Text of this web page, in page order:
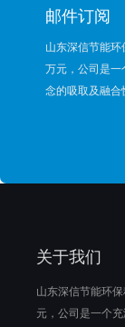
邮件订阅
山东深信节能环
万元，公司是一
念的吸取及融合
关于我们
山东深信节能环
元，公司是一个